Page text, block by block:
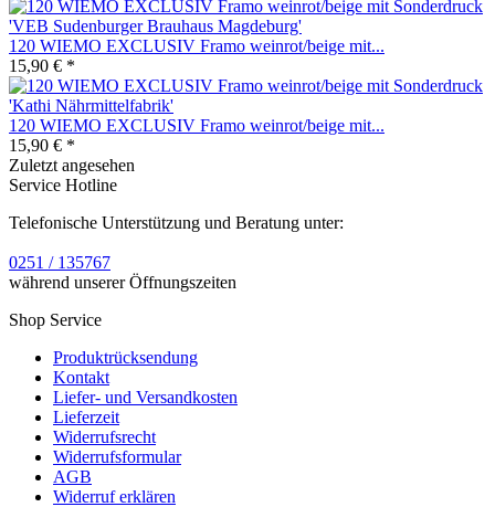
120 WIEMO EXCLUSIV Framo weinrot/beige mit...
15,90 € *
120 WIEMO EXCLUSIV Framo weinrot/beige mit...
15,90 € *
Zuletzt angesehen
Service Hotline
Telefonische Unterstützung und Beratung unter:
0251 / 135767
während unserer Öffnungszeiten
Shop Service
Produktrücksendung
Kontakt
Liefer- und Versandkosten
Lieferzeit
Widerrufsrecht
Widerrufsformular
AGB
Widerruf erklären